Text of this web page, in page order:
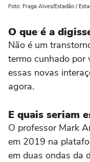
Foto: Fraga Alves/Estadão /
O que é a
Não é um
termo cunhado por
essas novas
agora.
E quais seriam
O professor Mark
em 2019 na
em duas ondas da